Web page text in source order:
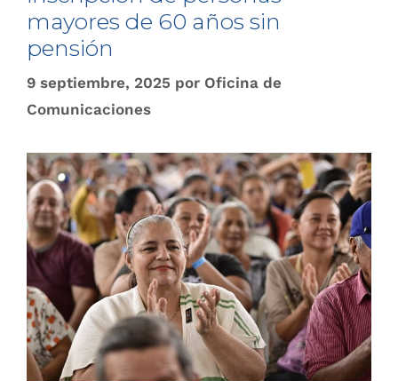
mayores de 60 años sin
pensión
9 septiembre, 2025 por Oficina de
Comunicaciones